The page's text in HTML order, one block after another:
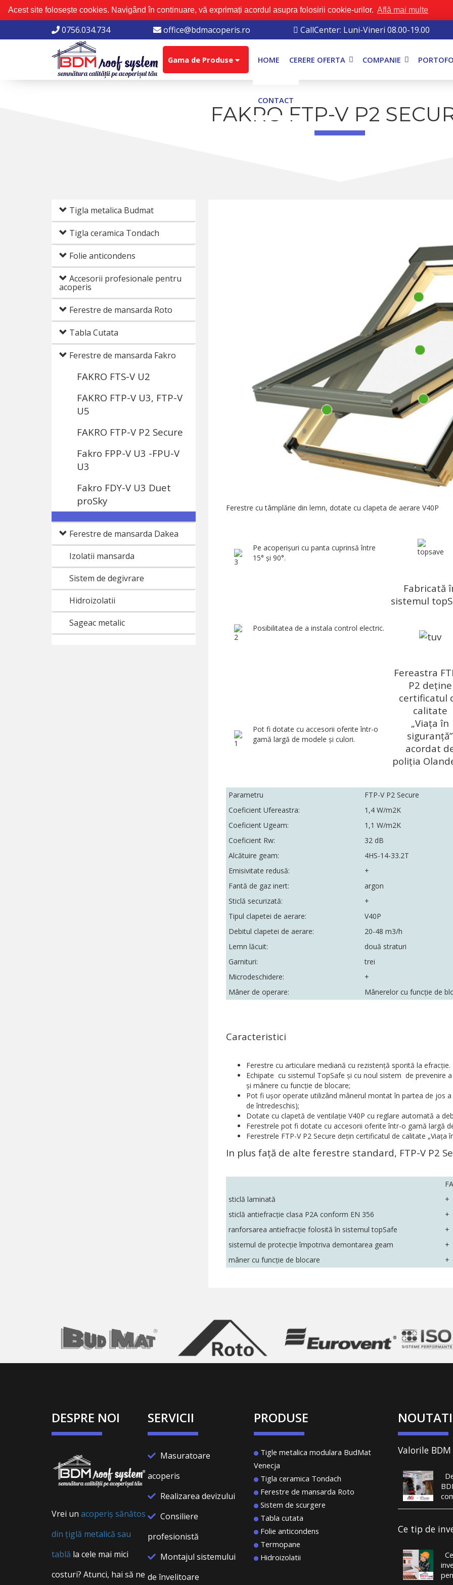
Acest site folosește cookies. Navigând în continuare, vă exprimați acordul asupra folosirii cookie-urilor. Află mai multe
0756.034.734 office@bdmacoperis.ro CallCenter: Luni-Vineri 08.00-19.00
Gama de Produse HOME CERERE OFERTA COMPANIE
CONTACT
FAKRO FTP-V P2
Tigla metalica Budmat
Tigla ceramica Tondach
Folie anticondens
Accesorii profesionale pentru
acoperis
Ferestre de mansarda Roto
Tabla Cutata
Ferestre de mansarda Fakro
FAKRO FTS-V U2
FAKRO FTP-V U3, FTP-V
U5
FAKRO FTP-V P2 Secure
Fakro FPP-V U3 -FPU-V
U3
Fakro FDY-V U3 Duet
proSky
Ferestre de mansarda Dakea
Izolatii mansarda
Sistem de degivrare
Hidroizolatii
Sageac metalic
Ferestre cu tâmplărie din lemn, dotate cu clapeta de aerare V40P
Pe acoperişuri cu panta cuprinsă între
15° şi 90°.
Fabricată
sistemul
Fereastra
P2 deţine
certificatul
calitate
„Viaţa în
siguranţă”
acordat
poliţia
Posibilitatea de a instala control electric.
Pot fi dotate cu accesorii oferite într-o
gamă largă de modele şi culori.
Parametru
FTP-V P2 Secure
Coeficient Ufereastra:
1,4 W/m2K
Coeficient Ugeam:
1,1 W/m2K
Coeficient Rw:
32 dB
Alcătuire geam:
4HS-14-33.2T
Emisivitate redusă:
+
Fantă de gaz inert:
argon
Sticlă securizată:
+
Tipul clapetei de aerare:
V40P
Debitul clapetei de aerare:
20-48 m3/h
Lemn lăcuit:
două straturi
Garnituri:
trei
Microdeschidere:
+
Mâner de operare:
Mânerelor cu funcţie de
Caracteristici
Ferestre cu articulare mediană cu rezistenţă sporită la
Echipate cu sistemul TopSafe şi cu noul sistem de prevenire
şi mânere cu funcţie de blocare;
Pot fi uşor operate utilizând mânerul montat în partea de jos
de întredeschis);
Dotate cu clapetă de ventilaţie V40P cu reglare automată a
Ferestrele pot fi dotate cu accesorii oferite într-o gamă largă
Ferestrele FTP-V P2 Secure deţin certificatul de calitate „Viaţa
In plus faţă de alte ferestre standard, FTP-V P2
sticlă laminată
+
sticlă antiefracţie clasa P2A conform EN 356
+
ranforsarea antiefracţie folosită în sistemul topSafe
+
sistemul de protecţie împotriva demontarea geam
+
mâner cu funcţie de blocare
+
DESPRE NOI
Vrei un acoperiș sănătos
din țiglă metalică sau
tablă la cele mai mici
costuri? Atunci, hai să ne
SERVICII
Masuratoare
acoperis
Realizarea devizului
Consiliere
profesionistă
Montajul sistemului
de învelitoare
PRODUSE
Tigle metalica modulara BudMat
Venecja
Tigla ceramica Tondach
Ferestre de mansarda Roto
Sistem de scurgere
Tabla cutata
Folie anticondens
Termopane
Hidroizolatii
NOUTATI
Valorile BDM
System au
performanță
portofoliu
clienți care
liniștiți, sub
acoperiș
Ce tip de
sa alegi
acoperis?